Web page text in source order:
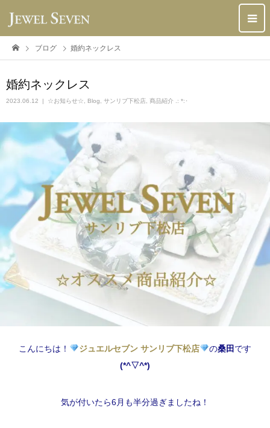
ブログ 婚約ネックレス
婚約ネックレス
2023.06.12 ☆お知らせ☆ Blog サンリブ下松店 商品紹介 .: *:･
こんにちは！ ジュエルセブン サンリブ下松店 の桑田 です
(*^▽^*)
気が付いたら6月も半分過ぎましたね！